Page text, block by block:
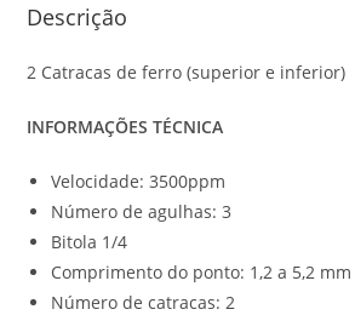
Descrição
2 Catracas de ferro (superior e inferior)
INFORMAÇÕES TÉCNICA
Velocidade: 3500ppm
Número de agulhas: 3
Bitola 1/4
Comprimento do ponto: 1,2 a 5,2 mm
Número de catracas: 2